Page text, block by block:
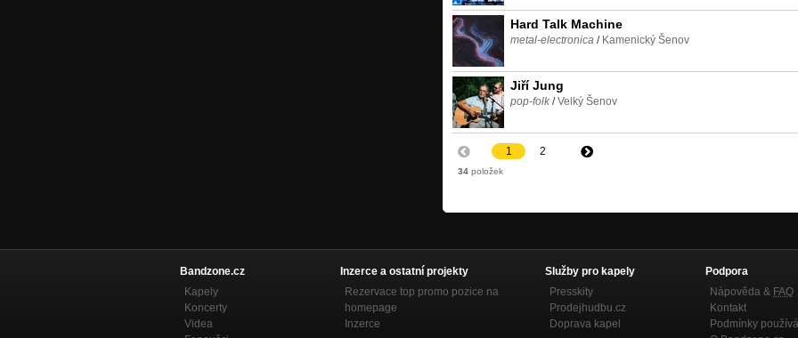
Hard Talk Machine
metal-electronica / Kamenický Šenov
Jiří Jung
pop-folk /Velký Šenov
1 2
34 položek
Bandzone.cz
Kapely
Koncerty
Videa
Inzerce a ostatní projekty
Rezervace top promo pozice na
homepage
Inzerce
Služby pro kapely
Presskity
Prodejhudbu.cz
Doprava kapel
Podpora
Nápověda & FAQ
Kontakt
Podmínky